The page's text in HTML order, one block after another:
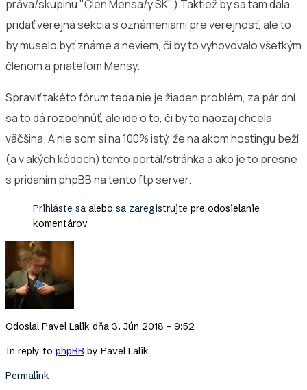
práva/skupinu "Člen Mensa/y SK".) Taktiež by sa tam dala
pridať verejná sekcia s oznámeniami pre verejnosť, ale to
by muselo byť známe a neviem, či by to vyhovovalo všetkým
členom a priateľom Mensy.
Spraviť takéto fórum teda nie je žiaden problém, za pár dní
sa to dá rozbehnúť, ale ide o to, či by to naozaj chcela
väčšina. A nie som si na 100% istý, že na akom hostingu beží
(a v akých kódoch) tento portál/stránka a ako je to presne
s pridaním phpBB na tento ftp server.
Prihláste sa alebo sa zaregistrujte pre odosielanie
komentárov
OdoslalPavel Lalik dňa 3. Jún 2018 - 9:52
In reply to phpBB by Pavel Lalik
Permalink